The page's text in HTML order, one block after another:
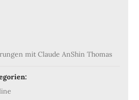
mit Claude AnShin Thomas